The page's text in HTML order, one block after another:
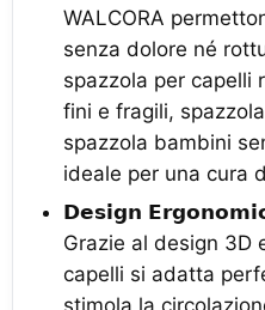
WALCORA
senza dolore né
spazzola per capelli
fini e fragili,
spazzola bambini
ideale per una cura
𝗗𝗲𝘀𝗶𝗴𝗻
Grazie al design 3D
capelli si adatta
stimola la